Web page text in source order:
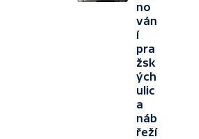
no
ván
í
pra
žsk
ých
ulic
a
náb
řeží